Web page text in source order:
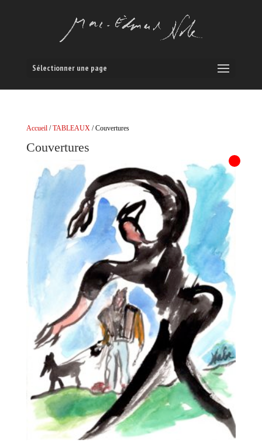
Sélectionner une page
Accueil/TABLEAUX/ Couvertures
Couvertures